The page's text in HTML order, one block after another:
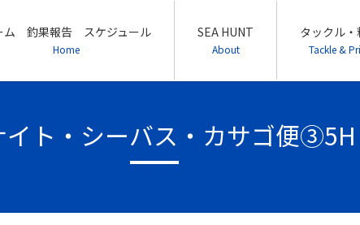
ム 釣果報告 スケジュール
Home
SEA HUNT
About
タックル・
Tackle &
ト・シーバス・カサゴ便③5H